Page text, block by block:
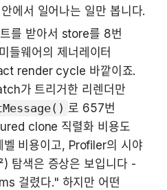
에서 일어나는 일만 봅니다.
를 받아서 store를 8번
들웨어의 제너레이터
render cycle 바깥이죠.
가 트리거한 리렌더만
로 657번
clone 직렬화 비용도
벨 비용이고, Profiler의 시야
탐색은 증상은 보입니다 -
걸렸다." 하지만 어떤